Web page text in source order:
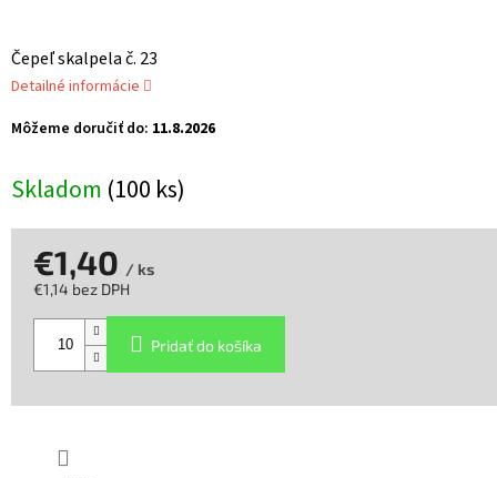
Skladom (100 ks)
Môžeme doručiť do: 11.8.2026
Čepeľ skalpela č. 23
Detailné informácie
€1,40 / ks
€1,14 bez DPH
Pridať do košíka